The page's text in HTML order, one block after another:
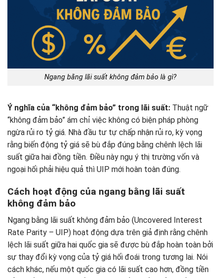
Ngang bằng lãi suất không đảm bảo là gì?
Ý nghĩa của “không đảm bảo” trong lãi suất: Thuật ngữ
“không đảm bảo” ám chỉ việc không có biện pháp phòng
ngừa rủi ro tỷ giá. Nhà đầu tư tự chấp nhận rủi ro, kỳ vọng
rằng biến động tỷ giá sẽ bù đắp đúng bằng chênh lệch lãi
suất giữa hai đồng tiền. Điều này ngụ ý thị trường vốn và
ngoại hối phải hiệu quả thì UIP mới hoàn toàn đúng.
Cách hoạt động của ngang bằng lãi suất
không đảm bảo
Ngang bằng lãi suất không đảm bảo (Uncovered Interest
Rate Parity – UIP) hoạt động dựa trên giả định rằng chênh
lệch lãi suất giữa hai quốc gia sẽ được bù đắp hoàn toàn bởi
sự thay đổi kỳ vọng của tỷ giá hối đoái trong tương lai. Nói
cách khác, nếu một quốc gia có lãi suất cao hơn, đồng tiền